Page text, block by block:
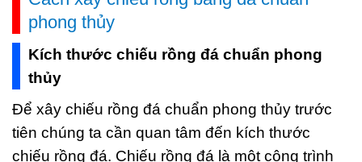
phong thủy
Kích thước chiếu rồng đá chuẩn phong
thủy
Để xây chiếu rồng đá chuẩn phong thủy trước
tiên chúng ta cần quan tâm đến kích thước
chiếu rồng đá. Chiếu rồng đá là một công trình